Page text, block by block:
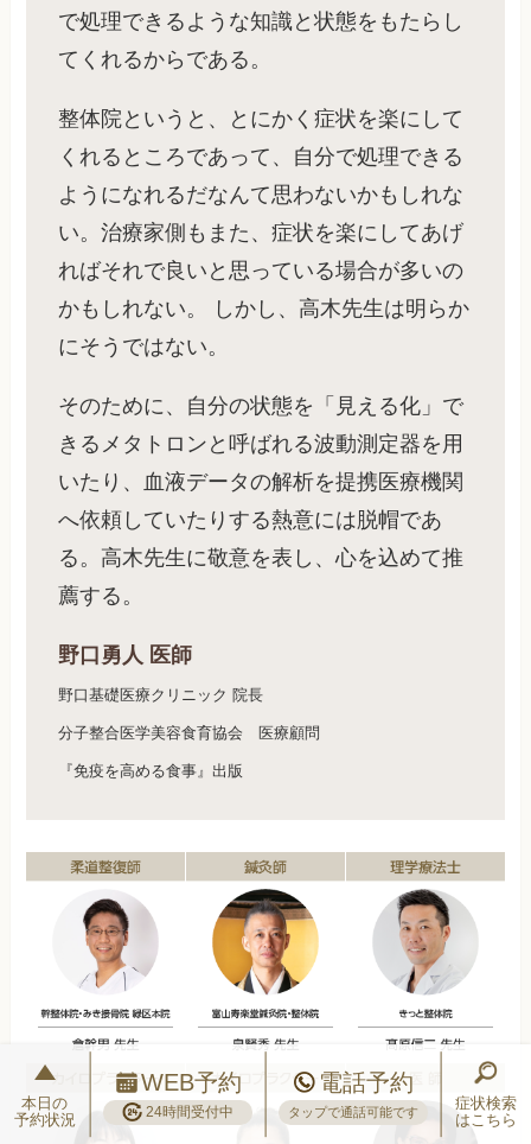
で処理できるような知識と状態をもたらし
てくれるからである。
整体院というと、とにかく症状を楽にして
くれるところであって、自分で処理できる
ようになれるだなんて思わないかもしれな
い。治療家側もまた、症状を楽にしてあげ
ればそれで良いと思っている場合が多いの
かもしれない。 しかし、高木先生は明らか
にそうではない。
そのために、自分の状態を「見える化」で
きるメタトロンと呼ばれる波動測定器を用
いたり、血液データの解析を提携医療機関
へ依頼していたりする熱意には脱帽であ
る。高木先生に敬意を表し、心を込めて推
薦する。
野口勇人 医師
野口基礎医療クリニック 院長
分子整合医学美容食育協会 医療顧問
『免疫を高める食事』出版
本日の
予約状況
WEB予約
24時間受付中
電話予約
タップで通話可能です
症状検索
はこちら